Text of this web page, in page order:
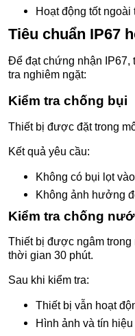
Hoạt động tốt
Tiêu chuẩn IP67
Để đạt chứng nhận IP67,
tra nghiêm ngặt:
Kiểm tra chống bụi
Thiết bị được đặt trong
Kết quả yêu cầu:
Không có bụi lọt
Không ảnh hưởng
Kiểm tra chống
Thiết bị được ngâm
thời gian 30 phút.
Sau khi kiểm tra:
Thiết bị vẫn hoạt
Hình ảnh và tín